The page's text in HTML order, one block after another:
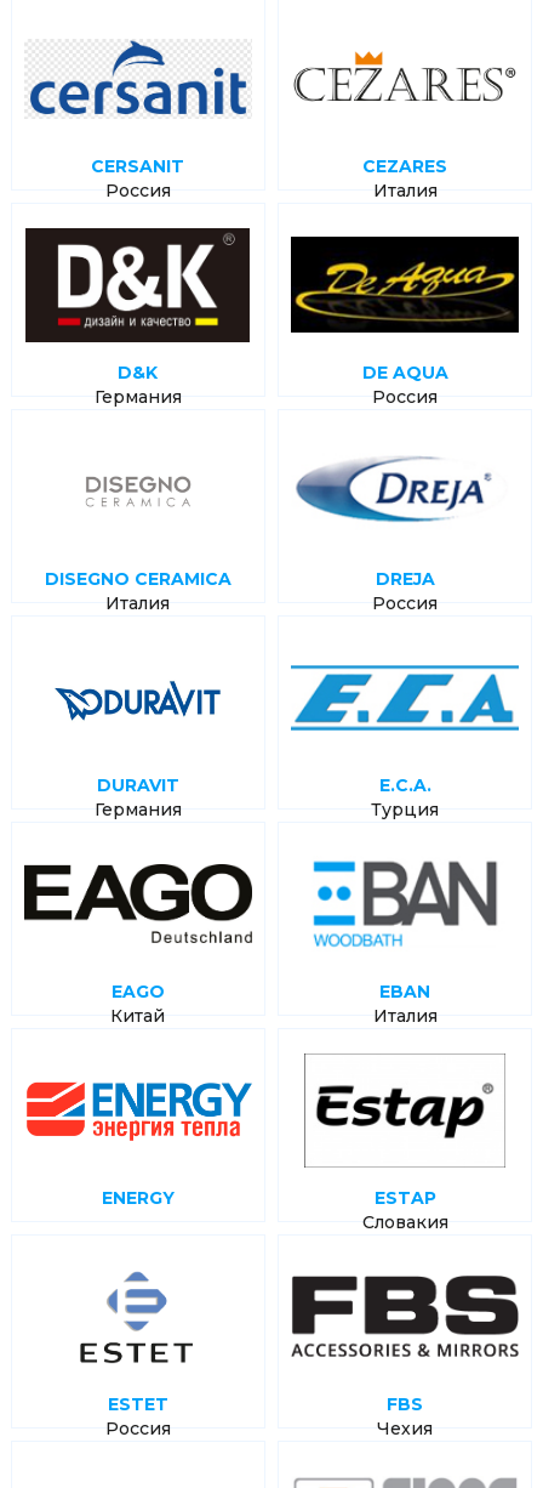
CERSANIT
Россия
CEZARES
Италия
D&K
Германия
DE AQUA
Россия
DISEGNO CERAMICA
Италия
DREJA
Россия
DURAVIT
Германия
E.C.A.
Турция
EAGO
Китай
EBAN
Италия
ENERGY
ESTAP
Словакия
ESTET
Россия
FBS
Чехия